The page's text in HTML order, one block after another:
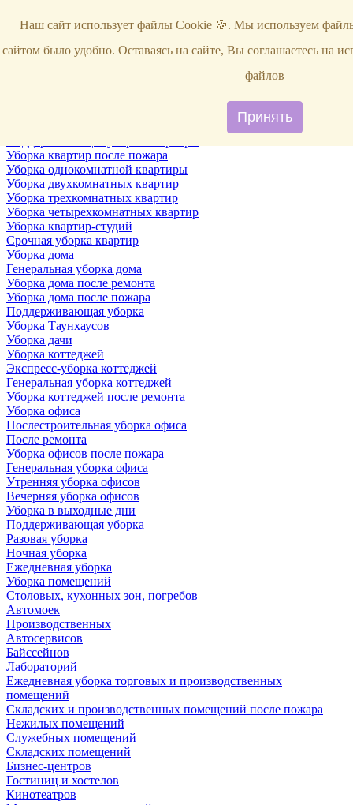
Уборка
Уборка снега
Уборка квартир после пожара
Уборка однокомнатной квартиры
Уборка двухкомнатных квартир
Уборка трехкомнатных квартир
Уборка четырехкомнатных квартир
Уборка квартир-студий
Срочная уборка квартир
Уборка дома
Генеральная уборка дома
Уборка дома после ремонта
Уборка дома после пожара
Поддерживающая уборка
Уборка Таунхаусов
Уборка дачи
Уборка коттеджей
Экспресс-уборка коттеджей
Генеральная уборка коттеджей
Уборка коттеджей после ремонта
Уборка офиса
Послестроительная уборка офиса
После ремонта
Уборка офисов после пожара
Генеральная уборка офиса
Утренняя уборка офисов
Вечерняя уборка офисов
Уборка в выходные дни
Поддерживающая уборка
Разовая уборка
Ночная уборка
Ежедневная уборка
Уборка помещений
Столовых, кухонных зон, погребов
Автомоек
Производственных
Автосервисов
Байссейнов
Лабораторий
Ежедневная уборка торговых и производственных
помещений
Складских и производственных помещений после пожара
Нежилых помещений
Служебных помещений
Складских помещений
Бизнес-центров
Гостиниц и хостелов
Кинотеатров
Наш сайт использует файлы Cookie 🍪. Мы используем
сайтом было удобно. Оставаясь на сайте, Вы соглашаетесь на
файлов
Принять